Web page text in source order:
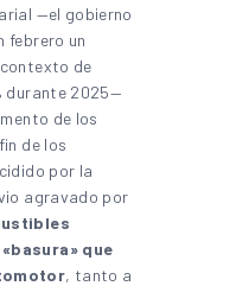
—el gobierno
febrero un
de
durante 2025—
de los
de los
por la
agravado por
que
, tanto a